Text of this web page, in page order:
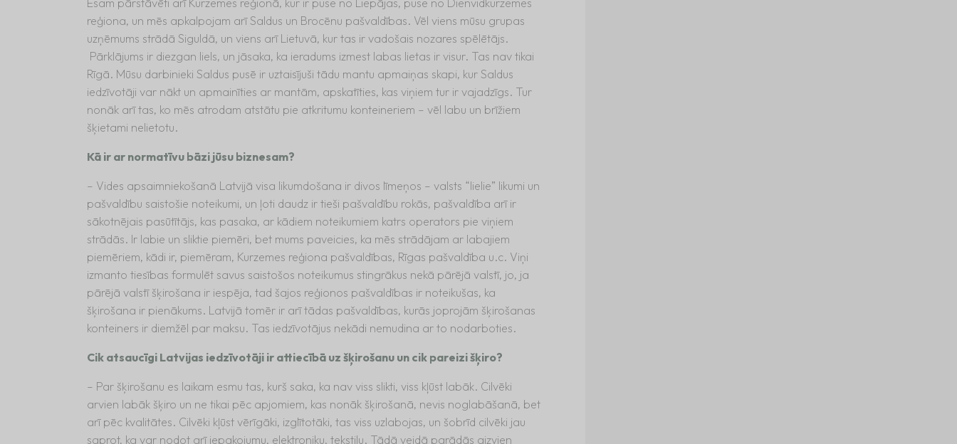
Esam pārstāvēti arī Kurzemes reģionā, kur ir puse no Liepājas, puse no Dienvidkurzemes
reģiona, un mēs apkalpojam arī Saldus un Brocēnu pašvaldības. Vēl viens mūsu grupas
uzņēmums strādā Siguldā, un viens arī Lietuvā, kur tas ir vadošais nozares spēlētājs.
Pārklājums ir diezgan liels, un jāsaka, ka ieradums izmest labas lietas ir visur. Tas nav tikai
Rīgā. Mūsu darbinieki Saldus pusē ir uztaisījuši tādu mantu apmaiņas skapi, kur Saldus
iedzīvotāji var nākt un apmainīties ar mantām, apskatīties, kas viņiem tur ir vajadzīgs. Tur
nonāk arī tas, ko mēs atrodam atstātu pie atkritumu konteineriem – vēl labu un brīžiem
šķietami nelietotu.
Kā ir ar normatīvu bāzi jūsu biznesam?
– Vides apsaimniekošanā Latvijā visa likumdošana ir divos līmeņos – valsts “lielie” likumi un
pašvaldību saistošie noteikumi, un ļoti daudz ir tieši pašvaldību rokās, pašvaldība arī ir
sākotnējais pasūtītājs, kas pasaka, ar kādiem noteikumiem katrs operators pie viņiem
strādās. Ir labie un sliktie piemēri, bet mums paveicies, ka mēs strādājam ar labajiem
piemēriem, kādi ir, piemēram, Kurzemes reģiona pašvaldības, Rīgas pašvaldība u.c. Viņi
izmanto tiesības formulēt savus saistošos noteikumus stingrākus nekā pārējā valstī, jo, ja
pārējā valstī šķirošana ir iespēja, tad šajos reģionos pašvaldības ir noteikušas, ka
šķirošana ir pienākums. Latvijā tomēr ir arī tādas pašvaldības, kurās joprojām šķirošanas
konteiners ir diemžēl par maksu. Tas iedzīvotājus nekādi nemudina ar to nodarboties.
Cik atsaucīgi Latvijas iedzīvotāji ir attiecībā uz šķirošanu un cik pareizi šķiro?
– Par šķirošanu es laikam esmu tas, kurš saka, ka nav viss slikti, viss kļūst labāk. Cilvēki
arvien labāk šķiro un ne tikai pēc apjomiem, kas nonāk šķirošanā, nevis noglabāšanā, bet
arī pēc kvalitātes. Cilvēki kļūst vērīgāki, izglītotāki, tas viss uzlabojas, un šobrīd cilvēki jau
saprot, ka var nodot arī iepakojumu, elektroniku, tekstilu. Tādā veidā parādās aizvien